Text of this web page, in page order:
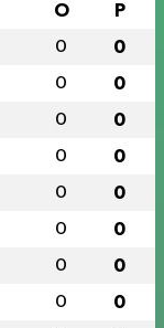
O P
0 0
0 0
0 0
0 0
0 0
0 0
0 0
0 0